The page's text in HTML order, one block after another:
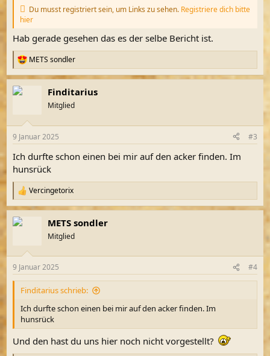
Du musst registriert sein, um Links zu sehen. Registriere dich bitte
hier
Hab gerade gesehen das es der selbe Bericht ist.
R
e
a
k
e
:
METS sondler
Finditarius
Mitglied
9 Januar 2025 #3
Ich durfte schon einen bei mir auf den acker finden. Im
hunsrück
R
e
a
k
e
n
Vercingetorix
METS sondler
Mitglied
9 Januar 2025 #4
Finditarius schrieb:
Ich durfte schon einen bei mir auf den acker finden. Im
hunsrück
Und den hast du uns hier noch nicht vorgestellt?